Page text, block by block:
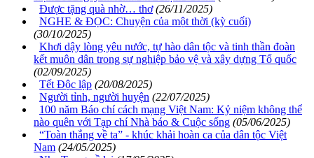
Được tặng quà nhờ… thơ (26/11/2025)
NGHE & ĐỌC: Chuyện của một thời (kỳ cuối)
(30/10/2025)
Khơi dậy lòng yêu nước, tự hào dân tộc và tinh thần đoàn
kết muôn dân trong sự nghiệp bảo vệ và xây dựng Tổ quốc
(02/09/2025)
Tết Độc lập (20/08/2025)
Người tỉnh, người huyện (22/07/2025)
100 năm Báo chí cách mạng Việt Nam: Kỷ niệm không thể
nào quên với Tạp chí Nhà báo & Cuộc sống (05/06/2025)
“Toàn thắng về ta” - khúc khải hoàn ca của dân tộc Việt
Nam (24/05/2025)